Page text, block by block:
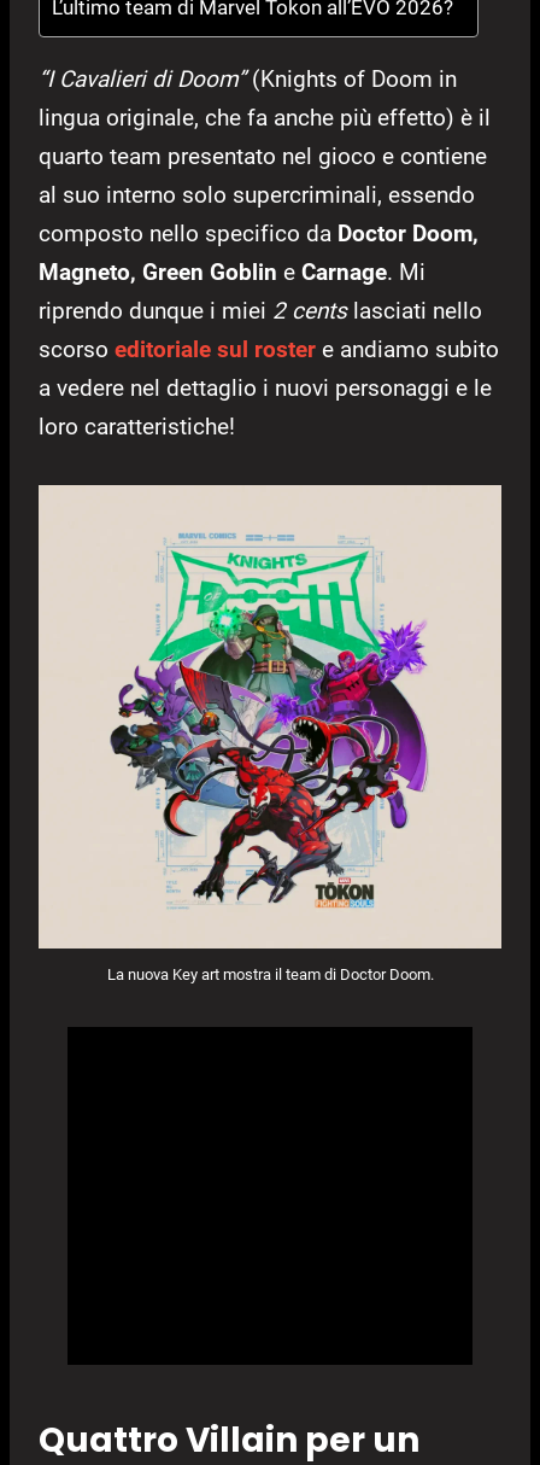
L’ultimo team di Marvel Tokon all’EVO 2026?
“I Cavalieri di Doom”(Knights of Doom in
lingua originale, che fa anche più effetto) è il
quarto team presentato nel gioco e contiene
al suo interno solo supercriminali, essendo
composto nello specifico da Doctor Doom,
Magneto, Green Goblin e Carnage. Mi
riprendo dunque i miei 2 centslasciati nello
scorso editoriale sul roster e andiamo subito
a vedere nel dettaglio i nuovi personaggi e le
loro caratteristiche!
La nuova Key art mostra il team di Doctor Doom.
Quattro Villain per un